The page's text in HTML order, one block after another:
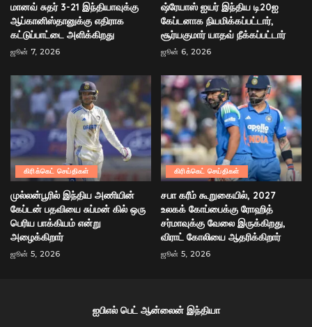
மானவ் சுதர் 3-21 இந்தியாவுக்கு
ஆப்கானிஸ்தானுக்கு எதிராக
கட்டுப்பாட்டை அளிக்கிறது
ஜூன் 7, 2026
ஷ்ரேயாஸ் ஐயர் இந்திய டி20ஐ
கேப்டனாக நியமிக்கப்பட்டார்,
சூர்யகுமார் யாதவ் நீக்கப்பட்டார்
ஜூன் 6, 2026
கிரிக்கெட் செய்திகள்
முல்லன்பூரில் இந்திய அணியின்
கேப்டன் பதவியை சுப்மன் கில் ஒரு
பெரிய பாக்கியம் என்று
அழைக்கிறார்
ஜூன் 5, 2026
கிரிக்கெட் செய்திகள்
சபா கரீம் கூறுகையில், 2027
உலகக் கோப்பைக்கு ரோஹித்
சர்மாவுக்கு வேலை இருக்கிறது,
விராட் கோலியை ஆதரிக்கிறார்
ஜூன் 5, 2026
ஐபிஎல் பெட் ஆன்லைன் இந்தியா